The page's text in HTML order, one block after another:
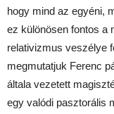
hogy mind az egyéni,
ez különösen fontos a
relativizmus veszélye
megmutatjuk Ferenc
általa vezetett
egy valódi pasztorális